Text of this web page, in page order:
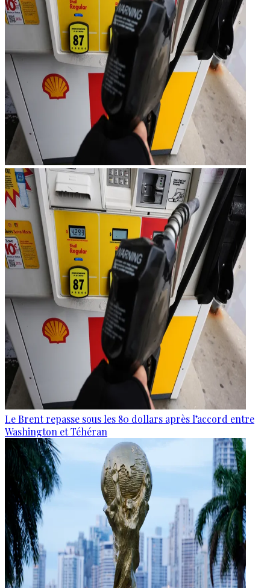
Le Brent repasse sous les 80 dollars après l’accord entre
Washington et Téhéran